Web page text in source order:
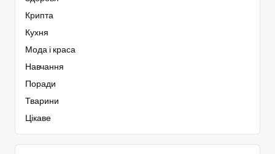
Крипта
Кухня
Мода і краса
Навчання
Поради
Тварини
Цікаве